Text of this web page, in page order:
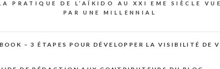
PRATIQUE DE L’AÏKIDO AU XXI EME SIÈCLE
PAR UNE MILLENNIAL
– 3 ÉTAPES POUR DÉVELOPPER LA VISIBILITÉ DE